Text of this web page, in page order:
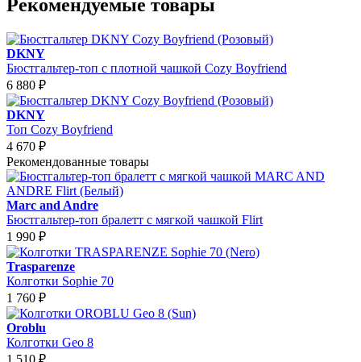
Рекомендуемые товары
DKNY
Бюстгальтер-топ с плотной чашкой Cozy Boyfriend
6 880 ₽
DKNY
Топ Cozy Boyfriend
4 670 ₽
Рекомендованные товары
Marc and Andre
Бюстгальтер-топ бралетт с мягкой чашкой Flirt
1 990 ₽
Trasparenze
Колготки Sophie 70
1 760 ₽
Oroblu
Колготки Geo 8
1 510 ₽